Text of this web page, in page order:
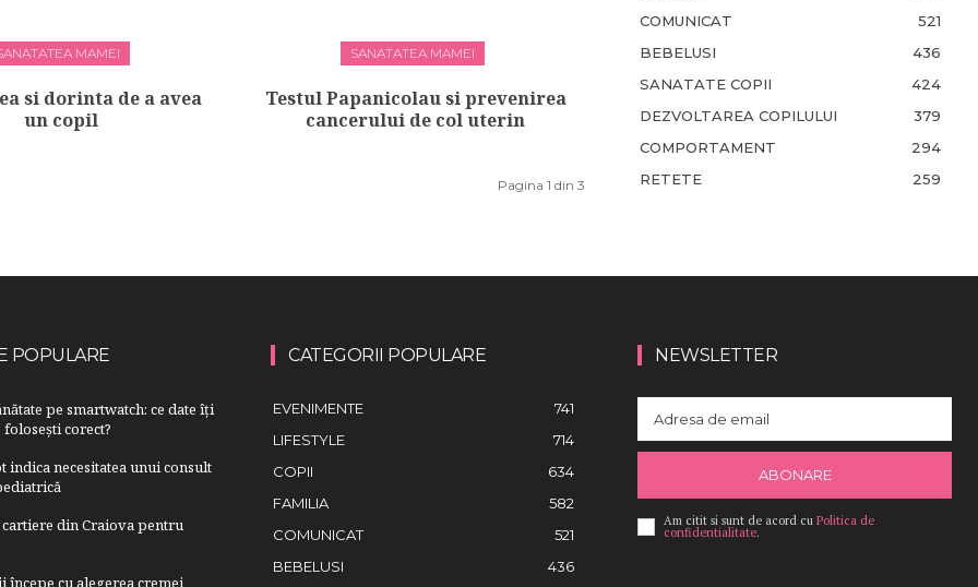
MAMEI
si dorinta de a avea
un copil
SANATATEA MAMEI
Testul Papanicolau si prevenirea
cancerului de col uterin
Pagina 1 din 3
COMUNICAT
521
BEBELUSI
436
SANATATE COPII
424
DEZVOLTAREA COPILULUI
379
COMPORTAMENT
294
RETETE
259
POPULARE
pe smartwatch: ce date îți
corect?
indica necesitatea unui consult
cartiere din Craiova pentru
cu alegerea cremei
CATEGORII POPULARE
EVENIMENTE
741
LIFESTYLE
714
COPII
634
FAMILIA
582
COMUNICAT
521
BEBELUSI
436
NEWSLETTER
ABONARE
Am citit si sunt de acord cu Politica de
confidentialitate.